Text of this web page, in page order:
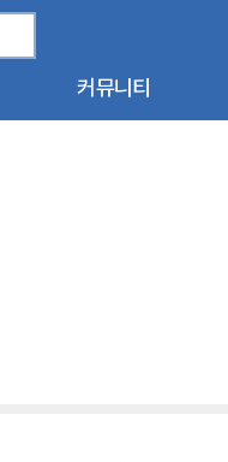
커뮤니티